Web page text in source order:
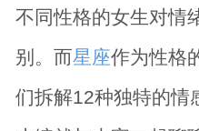
不同性格的女生对情
别。而星座作为性格
们拆解12种独特的情